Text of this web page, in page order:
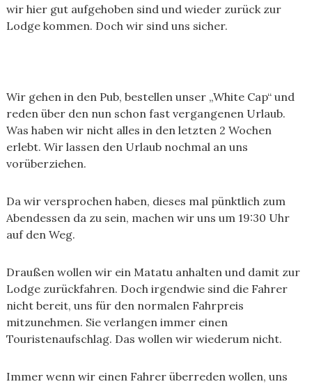
wir hier gut aufgehoben sind und wieder zurück zur
Lodge kommen. Doch wir sind uns sicher.
Wir gehen in den Pub, bestellen unser „White Cap“ und
reden über den nun schon fast vergangenen Urlaub.
Was haben wir nicht alles in den letzten 2 Wochen
erlebt. Wir lassen den Urlaub nochmal an uns
vorüberziehen.
Da wir versprochen haben, dieses mal pünktlich zum
Abendessen da zu sein, machen wir uns um 19:30 Uhr
auf den Weg.
Draußen wollen wir ein Matatu anhalten und damit zur
Lodge zurückfahren. Doch irgendwie sind die Fahrer
nicht bereit, uns für den normalen Fahrpreis
mitzunehmen. Sie verlangen immer einen
Touristenaufschlag. Das wollen wir wiederum nicht.
Immer wenn wir einen Fahrer überreden wollen, uns